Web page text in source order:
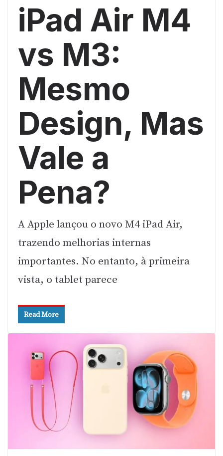
iPad Air M4
vs M3:
Mesmo
Design, Mas
Vale a
Pena?
A Apple lançou o novo M4 iPad Air,
trazendo melhorias internas
importantes. No entanto, à primeira
vista, o tablet parece
Read More